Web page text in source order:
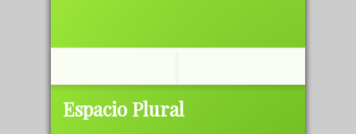
Espacio Plural